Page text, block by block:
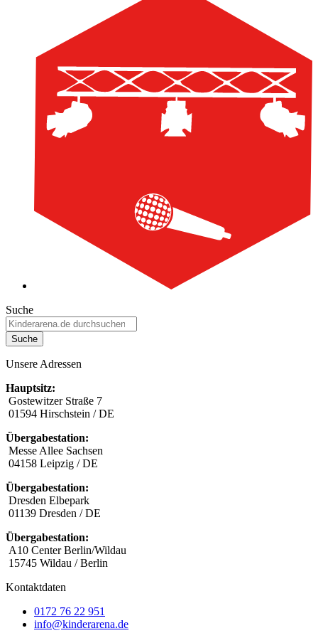
Suche
Suche
Unsere Adressen
Hauptsitz:
Gostewitzer Straße 7
01594 Hirschstein / DE
Übergabestation:
Messe Allee Sachsen
04158 Leipzig / DE
Übergabestation:
Dresden Elbepark
01139 Dresden / DE
Übergabestation:
A10 Center Berlin/Wildau
15745 Wildau / Berlin
Kontaktdaten
0172 76 22 951
info@kinderarena.de